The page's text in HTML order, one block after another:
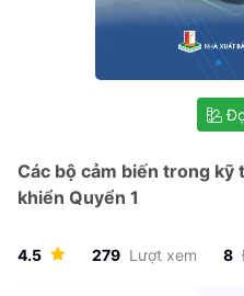
Các bộ cảm biến trong kỹ
khiển Quyển 1
4.5 279 Lượt xem 8